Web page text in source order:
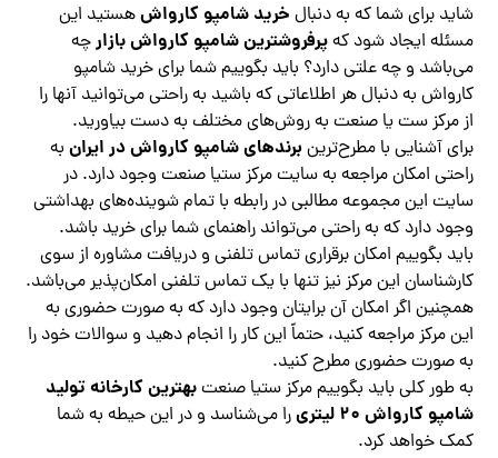
شاید برای شما که به دنبال خرید شامپو کارواشهستید این
مسئله ایجاد شود کهپرفروشترین شامپو کارواش بازارچه
می‌باشد و چه علتی دارد؟ باید بگوییم شما برای خرید شامپو
کارواش به دنبال هر اطلاعاتی که باشید به راحتی می‌توانید آنها را
از مرکز ست یا صنعت به روش‌های مختلف به دست بیاورید.
برای آشنایی با مطرح‌ترینبرندهای شامپو کارواش در ایران به
راحتی امکان مراجعه به سایت مرکز ستیا صنعت وجود دارد. در
سایت این مجموعه مطالبی در رابطه با تمام شوینده‌های بهداشتی
وجود دارد که به راحتی می‌تواند راهنمای شما برای خرید باشد.
باید بگوییم امکان برقراری تماس تلفنی و دریافت مشاوره از سوی
کارشناسان این مرکز نیز تنها با یک تماس تلفنی امکان‌پذیر می‌باشد.
همچنین اگر امکان آن برایتان وجود دارد که به صورت حضوری به
این مرکز مراجعه کنید، حتماً این کار را انجام دهید و سوالات خود را
به صورت حضوری مطرح کنید.
به طور کلی باید بگوییم مرکز ستیا صنعتبهترین کارخانه تولید
شامپو کارواش ۲۰ لیتری
را می‌شناسد و در این حیطه به شما
کمک خواهد کرد.